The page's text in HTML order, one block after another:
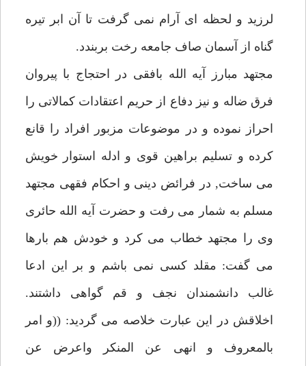
لرزيد و لحظه اى آرام نمى گرفت تا آن ابر تيره
گناه از آسمان صاف جامعه رخت بربندد.
مجتهد مبارز آيه الله بافقى در احتجاج با پيروان
فرق ضاله و نيز دفاع از حريم اعتقادات كمالاتى را
احراز نموده و در موضوعات مزبور افراد را قانع
كرده و تسليم براهين قوى و ادله استوار خويش
مى ساخت, در فرائض دينى و احكام فقهى مجتهد
مسلم به شمار مى رفت و حضرت آيه الله حائرى
وى را مجتهد خطاب مى كرد و خودش هم بارها
مى گفت: مقلد كسى نمى باشم و بر اين ادعا
غالب دانشمندان نجف و قم گواهى داشتند.
اخلاقش در اين عبارت خلاصه مى گرديد: ((و امر
بالمعروف و انهى عن المنكر واعرض عن